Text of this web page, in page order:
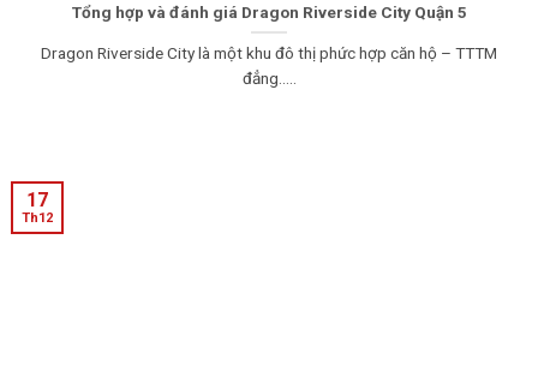
Tổng hợp và đánh giá Dragon Riverside City Quận 5
Dragon Riverside City là một khu đô thị phức hợp căn hộ – TTTM
đẳng.....
17
Th12